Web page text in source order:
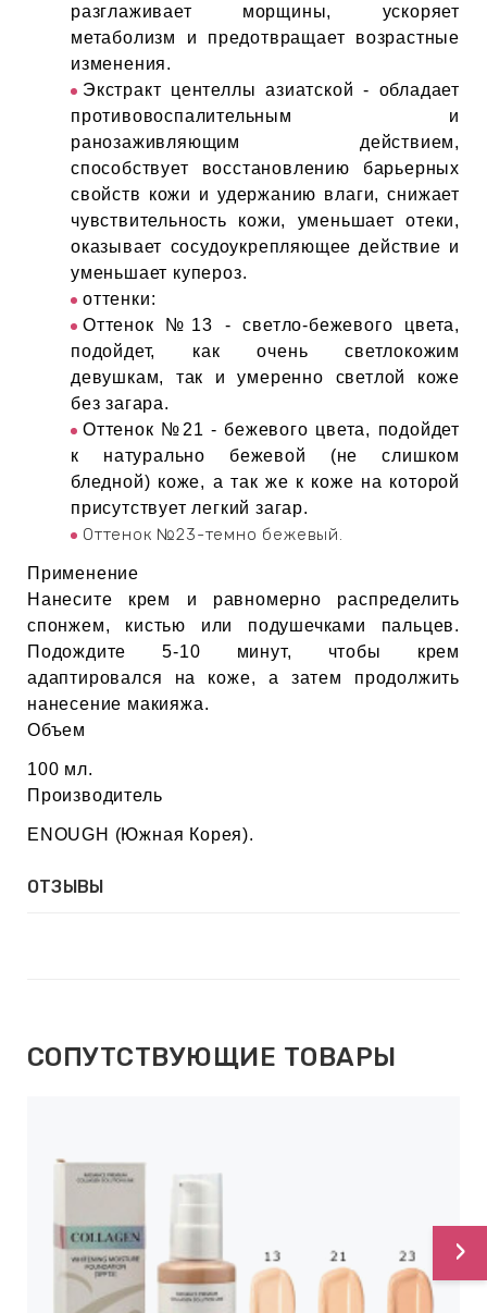
разглаживает морщины, ускоряет
метаболизм и предотвращает возрастные
изменения.
Экстракт центеллы азиатской - обладает
противовоспалительным и
ранозаживляющим действием,
способствует восстановлению барьерных
свойств кожи и удержанию влаги, снижает
чувствительность кожи, уменьшает отеки,
оказывает сосудоукрепляющее действие и
уменьшает купероз.
оттенки:
Оттенок №13 - светло-бежевого цвета,
подойдет, как очень светлокожим
девушкам, так и умеренно светлой коже
без загара.
Оттенок №21 - бежевого цвета, подойдет
к натурально бежевой (не слишком
бледной) коже, а так же к коже на которой
присутствует легкий загар.
Оттенок №23-темно бежевый.
Применение
Нанесите крем и равномерно распределить
спонжем, кистью или подушечками пальцев.
Подождите 5-10 минут, чтобы крем
адаптировался на коже, а затем продолжить
нанесение макияжа.
Объем
100 мл.
Производитель
ENOUGH (Южная Корея).
ОТЗЫВЫ
СОПУТСТВУЮЩИЕ ТОВАРЫ
›